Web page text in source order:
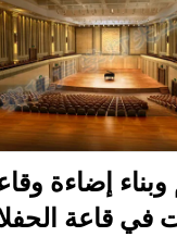
إضاءة
في قاعة